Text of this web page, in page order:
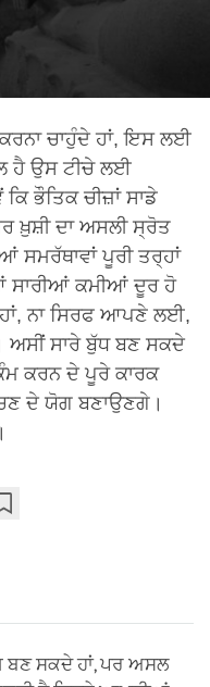
ਚਾਹੁੰਦੇ ਹਾਂ, ਇਸ ਲਈ
ਹੈ ਉਸ ਟੀਚੇ ਲਈ
ਭੌਤਿਕ ਚੀਜ਼ਾਂ ਸਾਡੇ
ਦਾ ਅਸਲੀ ਸ੍ਰੋਤ
ਸਮਰੱਥਾਵਾਂ ਪੂਰੀ ਤਰ੍ਹਾਂ
ਸਾਰੀਆਂ ਕਮੀਆਂ ਦੂਰ ਹੋ
ਨਾ ਸਿਰਫ ਆਪਣੇ ਲਈ,
ਅਸੀਂ ਸਾਰੇ ਬੁੱਧ ਬਣ ਸਕਦੇ
ਕਰਨ ਦੇ ਪੂਰੇ ਕਾਰਕ
ਦੇ ਯੋਗ ਬਣਾਉਣਗੇ।
ਬਣ ਸਕਦੇ ਹਾਂ, ਪਰ ਅਸਲ